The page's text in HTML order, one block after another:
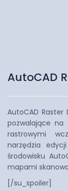
AutoCAD
AutoCAD Raster
pozwalające
rastrowymi
narzędzia
środowisku
mapami
[/su_spoiler]